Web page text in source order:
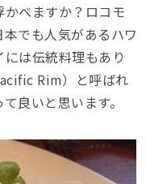
べますか？ロコモ
でも人気があるハワ
は伝統料理もあり
Rim）と呼ばれ
良いと思います。